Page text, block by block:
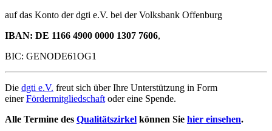
auf das Konto der dgti e.V. bei der Volksbank Offenburg
IBAN: DE 1166 4900 0000 1307 7606,
BIC: GENODE61OG1
Die dgti e.V. freut sich über Ihre Unterstützung in Form
einerFördermitgliedschaft oder eine Spende.
Alle Termine des Qualitätszirkel können Sie hier einsehen.